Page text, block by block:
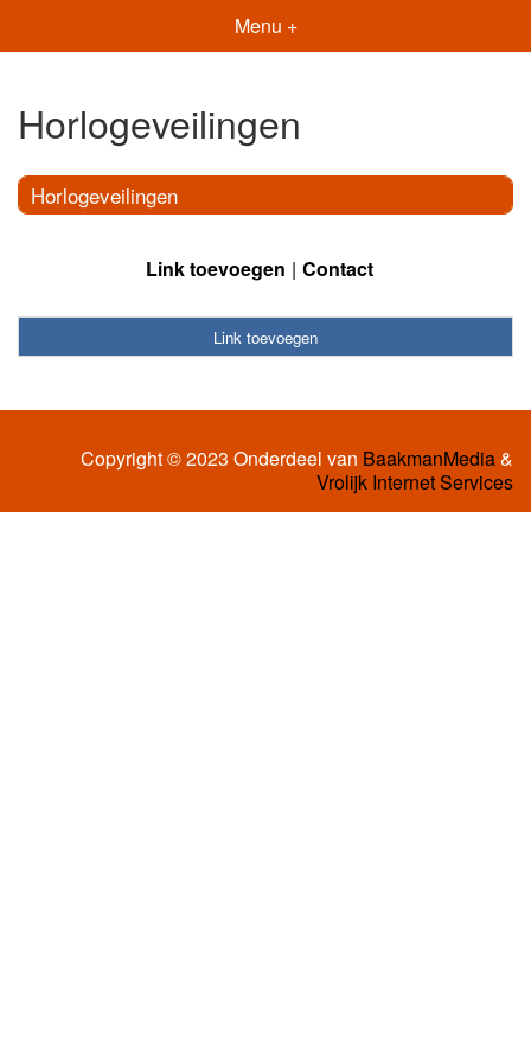
Menu +
Horlogeveilingen
Horlogeveilingen
Link toevoegen Contact
Link toevoegen
Copyright © 2023 Onderdeel van BaakmanMedia&
Vrolijk Internet Services